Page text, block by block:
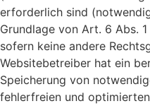
erforderlich sind
Grundlage von Art. 6 Abs.
sofern keine andere
Websitebetreiber hat ein
Speicherung von
fehlerfreien und